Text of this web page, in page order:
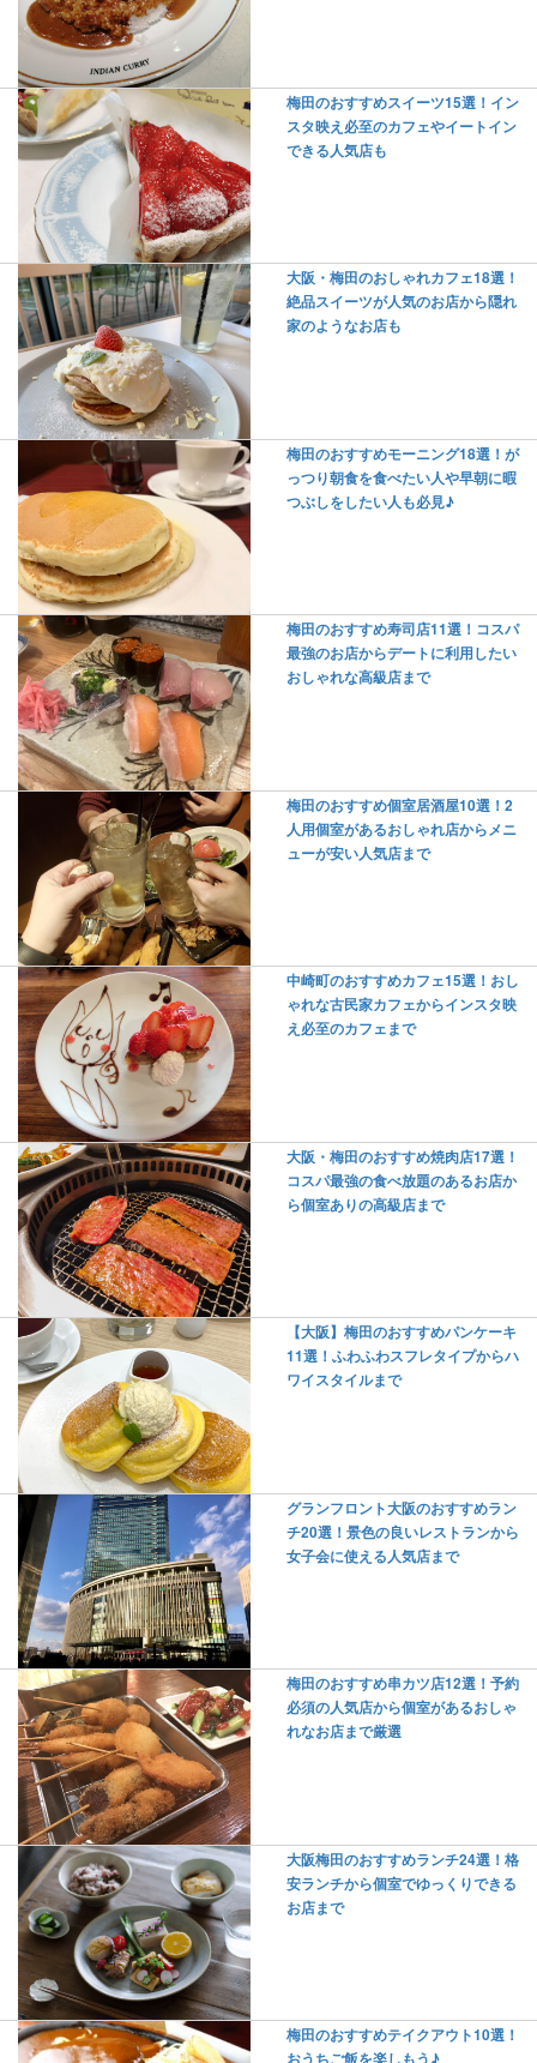
梅田のおすすめスイーツ15選！イン
スタ映え必至のカフェやイートイン
できる人気店も
大阪・梅田のおしゃれカフェ18選！
絶品スイーツが人気のお店から隠れ
家のようなお店も
梅田のおすすめモーニング18選！が
っつり朝食を食べたい人や早朝に暇
つぶしをしたい人も必見♪
梅田のおすすめ寿司店11選！コスパ
最強のお店からデートに利用したい
おしゃれな高級店まで
梅田のおすすめ個室居酒屋10選！2
人用個室があるおしゃれ店からメニ
ューが安い人気店まで
中崎町のおすすめカフェ15選！おし
ゃれな古民家カフェからインスタ映
え必至のカフェまで
大阪・梅田のおすすめ焼肉店17選！
コスパ最強の食べ放題のあるお店か
ら個室ありの高級店まで
【大阪】梅田のおすすめパンケーキ
11選！ふわふわスフレタイプからハ
ワイスタイルまで
グランフロント大阪のおすすめラン
チ20選！景色の良いレストランから
女子会に使える人気店まで
梅田のおすすめ串カツ店12選！予約
必須の人気店から個室があるおしゃ
れなお店まで厳選
大阪梅田のおすすめランチ24選！格
安ランチから個室でゆっくりできる
お店まで
梅田のおすすめテイクアウト10選！
おうちご飯を楽しもう♪